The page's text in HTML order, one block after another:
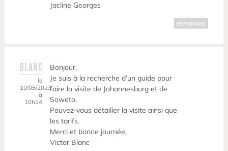
Jacline Georges
RÉPONDRE
BLANC
le
10/05/2023
à
10h14
Bonjour,
Je suis à la recherche d’un guide pour
faire la visite de Johannesburg et de
Soweto.
Pouvez-vous détailler la visite ainsi que
les tarifs.
Merci et bonne journée,
Victor Blanc